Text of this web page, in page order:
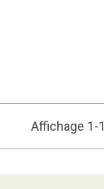
Affichage 1-